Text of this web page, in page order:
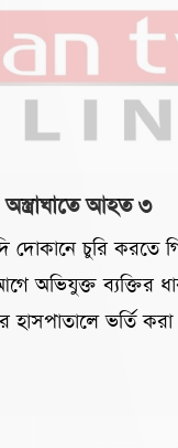
আহত ৩
দোকানে চুরি করতে
অভিযুক্ত ব্যক্তির
ভর্তি করা
হাবিবুল ইসলামে মুদি